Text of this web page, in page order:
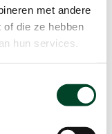
met andere
die ze hebben
hun services.